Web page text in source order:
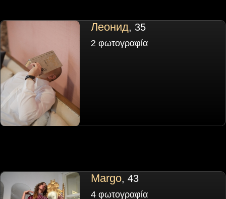
Леонид, 35
2 φωτογραφία
Margo, 43
4 φωτογραφία